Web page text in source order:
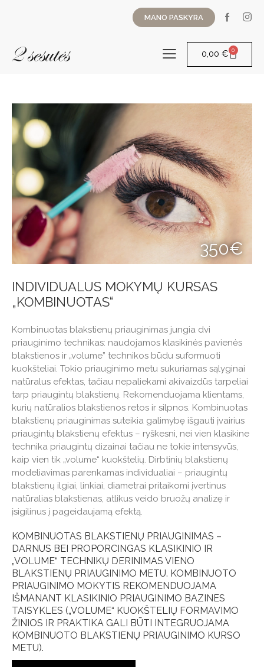
MANO PASKYRA
0,00 € 0
350€
INDIVIDUALUS MOKYMŲ KURSAS
„KOMBINUOTAS“
Kombinuotas blakstienų priauginimas jungia dvi
priauginimo technikas: naudojamos klasikinės pavienės
blakstienos ir „volume” technikos būdu suformuoti
kuokšteliai. Tokio priauginimo metu sukuriamas sąlyginai
natūralus efektas, tačiau nepaliekami akivaizdūs tarpeliai
tarp priaugintų blakstienų. Rekomenduojama klientams,
kurių natūralios blakstienos retos ir silpnos. Kombinuotas
blakstienų priauginimas suteikia galimybę išgauti įvairius
priaugintų blakstienų efektus – ryškesni, nei vien klasikine
technika priaugintų dizainai tačiau ne tokie intensyvūs,
kaip vien tik „volume“ kuokštelių. Dirbtinių blakstienų
modeliavimas parenkamas individualiai – priaugintų
blakstienų ilgiai, linkiai, diametrai pritaikomi įvertinus
natūralias blakstienas, atlikus veido bruožų analizę ir
įsigilinus į pageidaujamą efektą.
KOMBINUOTAS BLAKSTIENŲ PRIAUGINIMAS –
DARNUS BEI PROPORCINGAS KLASIKINIO IR
„VOLUME“ TECHNIKŲ DERINIMAS VIENO
BLAKSTIENŲ PRIAUGINIMO METU. KOMBINUOTO
PRIAUGINIMO MOKYTIS REKOMENDUOJAMA
IŠMANANT KLASIKINIO PRIAUGINIMO BAZINES
TAISYKLES („VOLUME“ KUOKŠTELIŲ FORMAVIMO
ŽINIOS IR PRAKTIKA GALI BŪTI INTEGRUOJAMA
KOMBINUOTO BLAKSTIENŲ PRIAUGINIMO KURSO
METU).